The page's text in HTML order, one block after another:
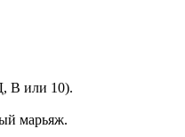
В или 10).
марьяж.